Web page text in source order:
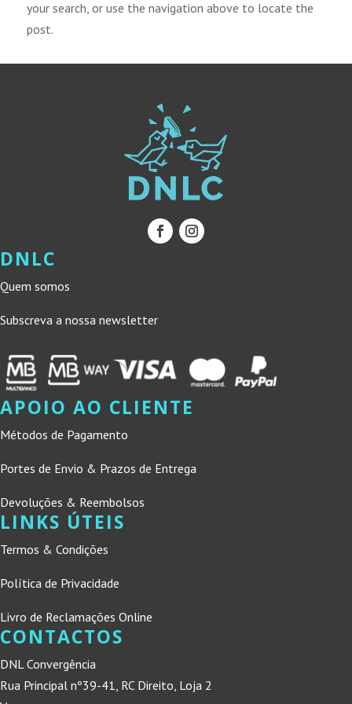
your search, or use the navigation above to locate the
post.
DNLC
Quem somos
Subscreva a nossa newsletter
APOIO AO CLIENTE
Métodos de Pagamento
Portes de Envio & Prazos de Entrega
Devoluções & Reembolsos
LINKS ÚTEIS
Termos & Condições
Política de Privacidade
Livro de Reclamações Online
CONTACTOS
DNL Convergência
Rua Principal nº39-41, RC Direito, Loja 2